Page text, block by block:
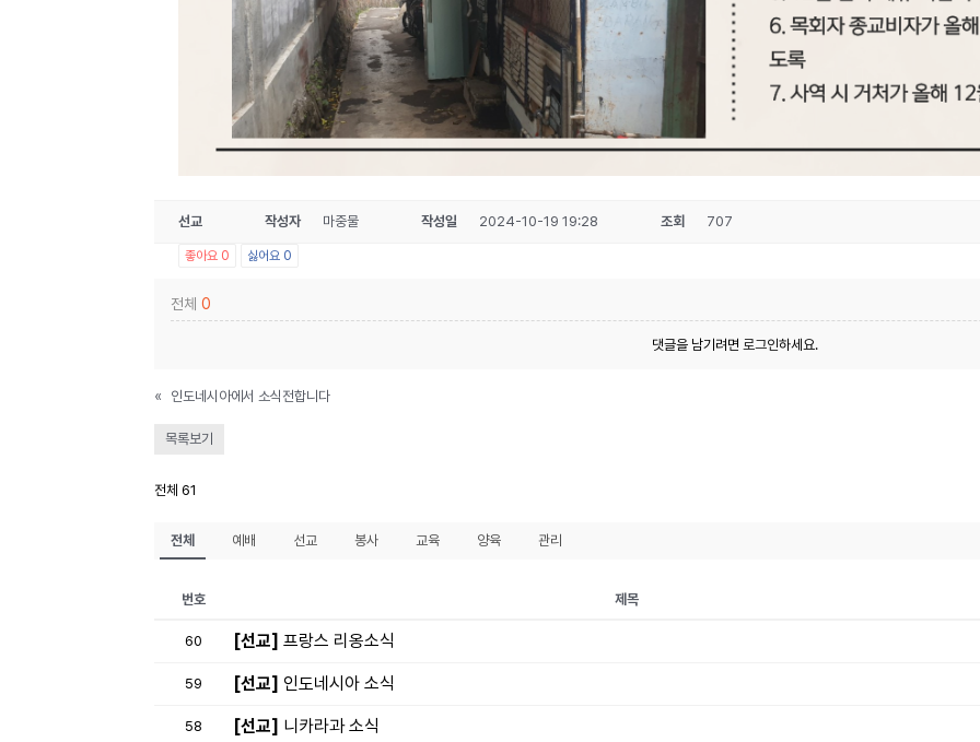
선교 작성자 마중물 작성일 2024-10-19 19:28 조회 707
좋아요 0 싫어요 0
전체 0
댓글을 남기려면 로그인하세요.
« 인도네시아에서 소식전합니다
목록보기
전체 61
전체 예배 선교 봉사 교육 양육 관리
번호 제목
60 [선교] 프랑스 리옹소식
59 [선교] 인도네시아 소식
58 [선교] 니카라과 소식